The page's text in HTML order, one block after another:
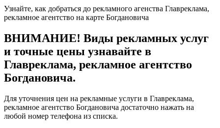
Узнайте, как добраться до рекламного агенства Главреклама,
рекламное агентство на карте Богдановича
ВНИМАНИЕ! Виды рекламных услуг
и точные цены узнавайте в
Главреклама, рекламное агентство
Богдановича.
Для уточнения цен на рекламные услуги в Главреклама,
рекламное агентство Богдановича достаточно нажать на
любой номер телефона из списка.